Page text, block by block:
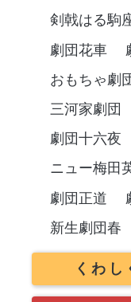
剣戟はる駒
劇団花車
おもちゃ劇
三河家劇団
劇団十六夜
ニュー梅田
劇団正道
新生劇団春
くわし